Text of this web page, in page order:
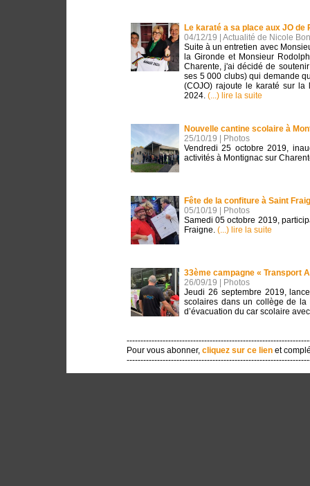
Le karaté a sa place aux JO de
04/12/19 | Actualité de Nicole
Suite à un entretien avec
la Gironde et Monsieur
Charente, j'ai décidé de
ses 5 000 clubs) qui demande
(COJO) rajoute le karaté sur la
2024. (...) lire la suite
Nouvelle cantine scolaire à
25/10/19 | Photos
Vendredi 25 octobre 2019,
activités à Montignac sur
Fête de la confiture à Saint
05/10/19 | Photos
Samedi 05 octobre 2019,
Fraigne. (...) lire la suite
33ème campagne « Transport
26/09/19 | Photos
Jeudi 26 septembre 2019,
scolaires dans un collège de la
d’évacuation du car scolaire
Pour vous abonner, cliquez sur ce lien et